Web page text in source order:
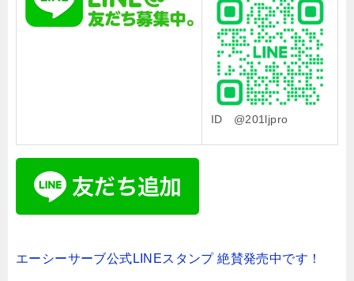
ID @201ljpro
エーシーサーブ公式LINEスタンプ 絶賛発売中です！